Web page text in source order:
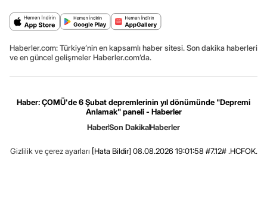
Haberler.com: Türkiye’nin en kapsamlı haber sitesi. Son dakika haberleri
ve en güncel gelişmeler Haberler.com’da.
Haber: ÇOMÜ'de 6 Şubat depremlerinin yıl dönümünde "Depremi
Anlamak" paneli - Haberler
HaberSon DakikaHaberler
Gizlilik ve çerez ayarları [Hata Bildir] 08.08.2026 19:01:58 #7.12# .HCFOK.